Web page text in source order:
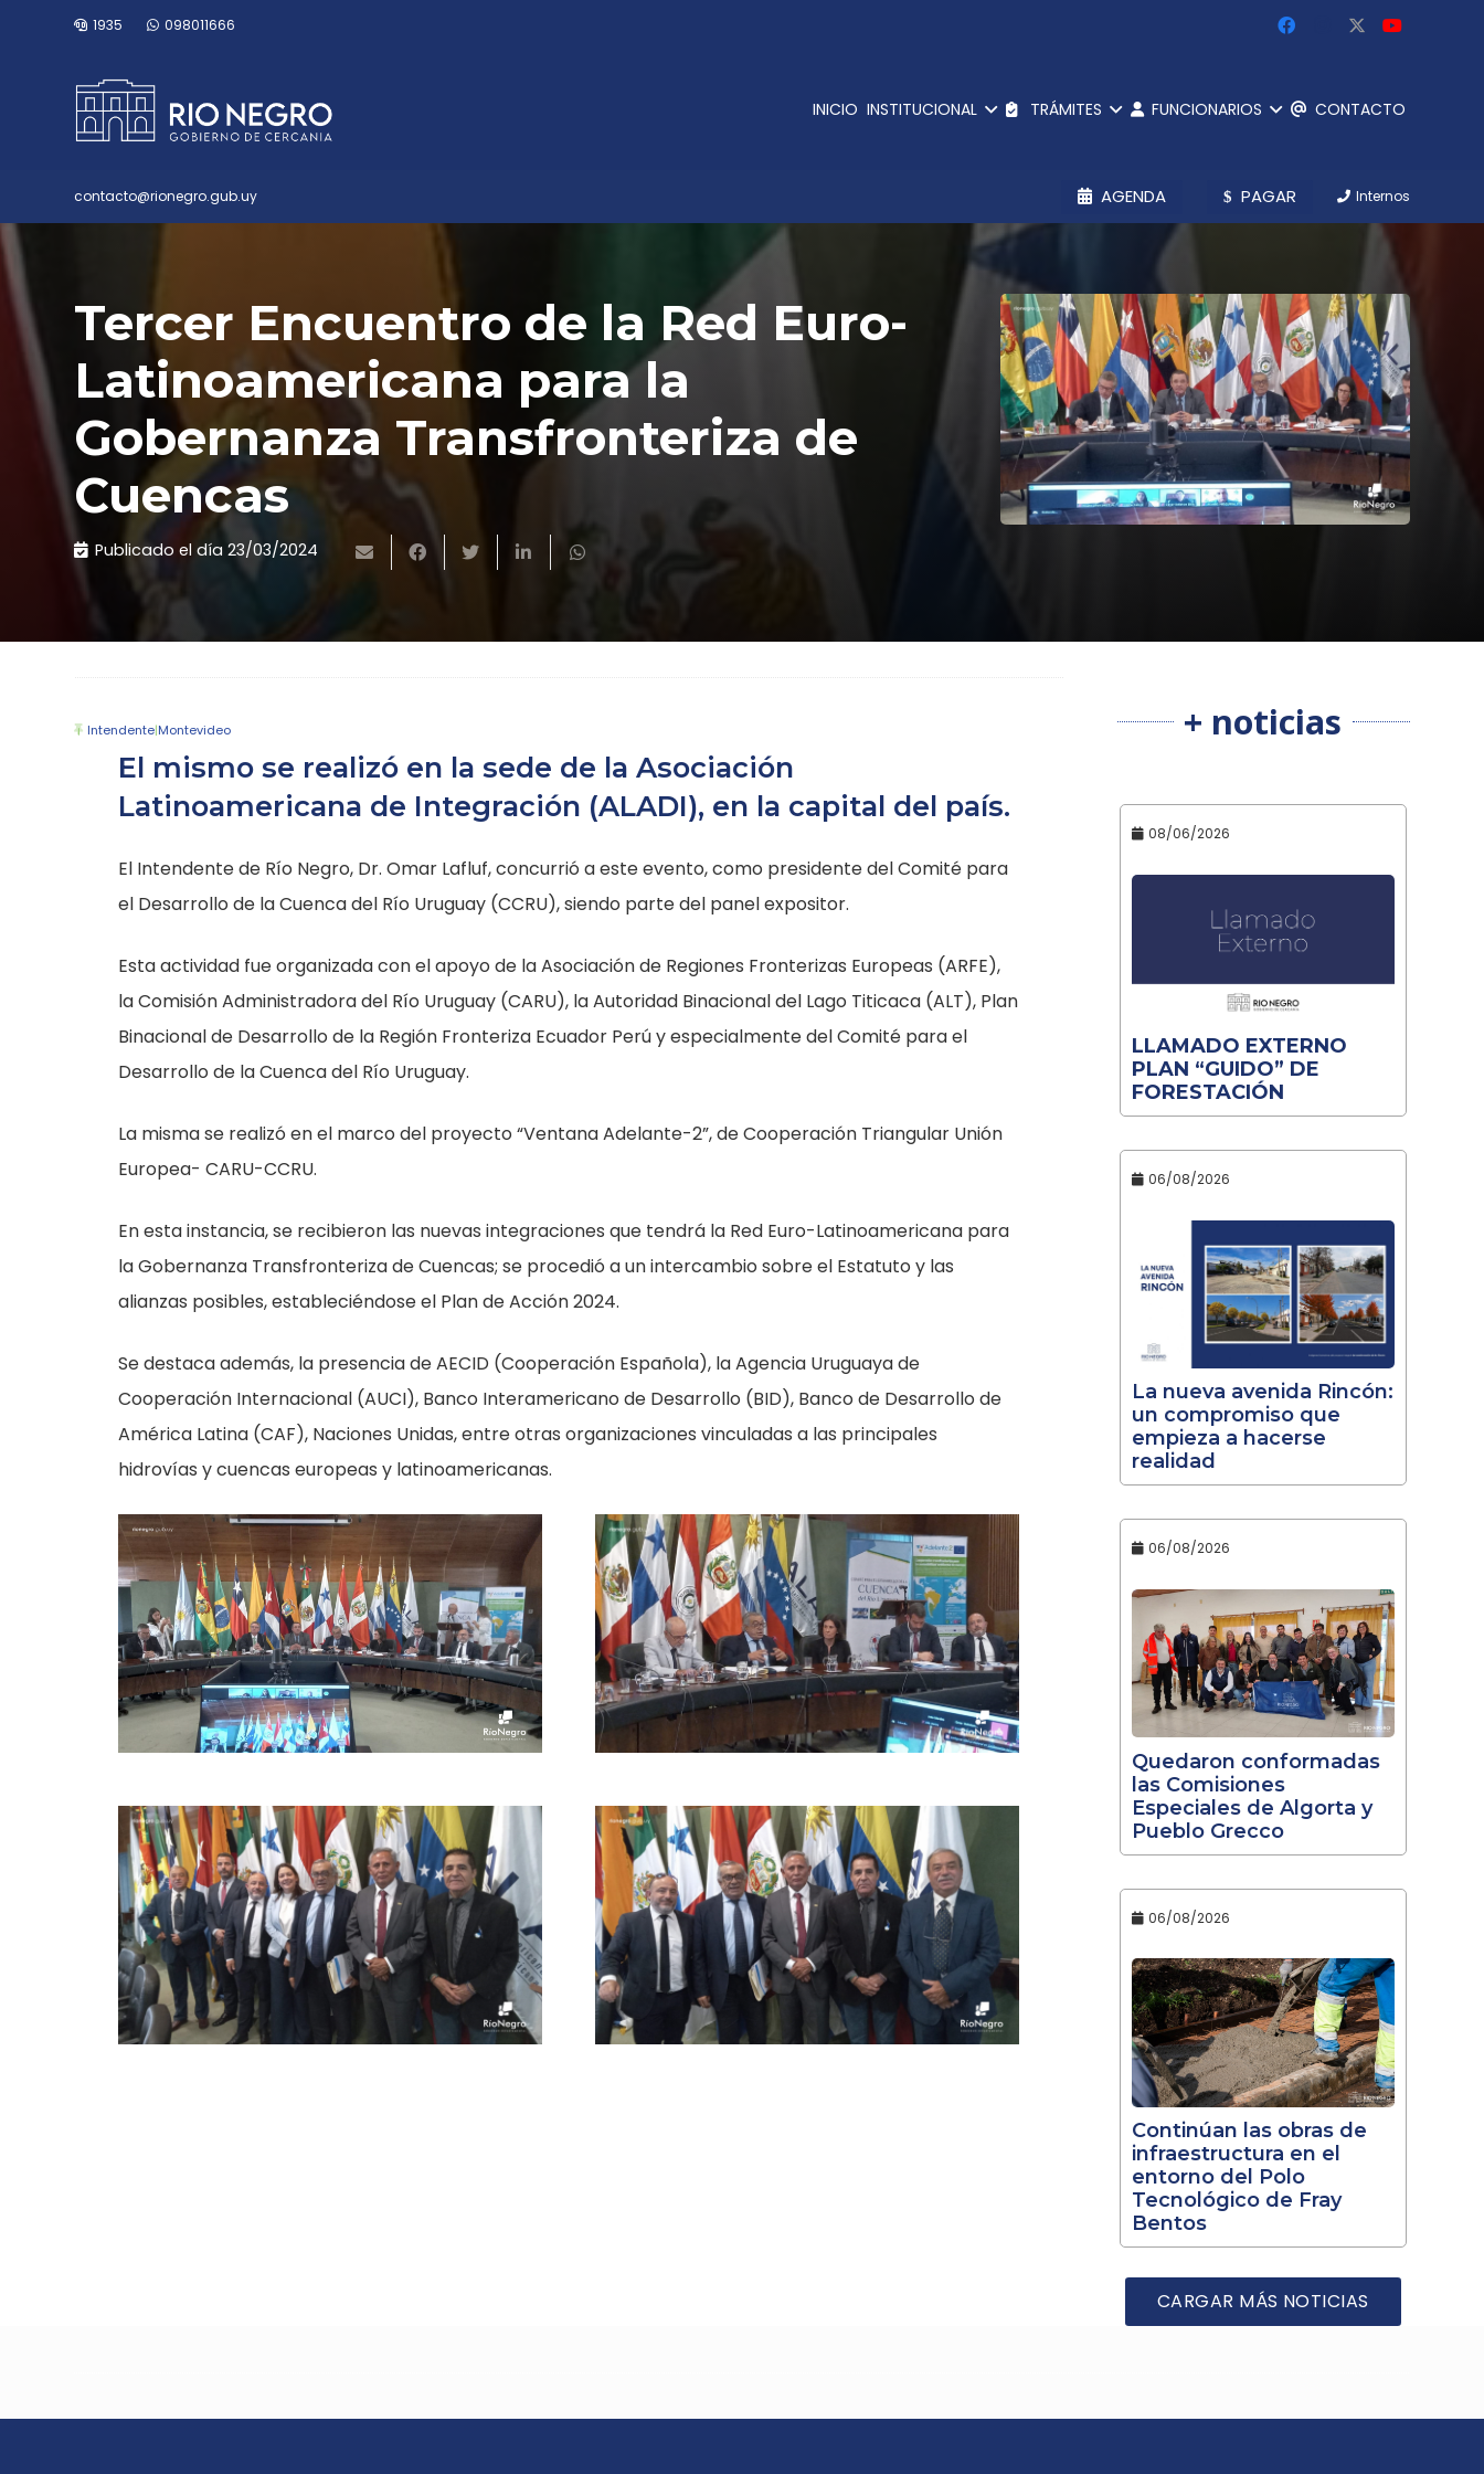
1935 098011666
INICIO INSTITUCIONAL TRÁMITES FUNCIONARIOS CONTACTO
contacto@rionegro.gub.uy AGENDA PAGAR Internos
Tercer Encuentro de la Red Euro-
Latinoamericana para la
Gobernanza Transfronteriza de
Cuencas
Publicado el día 23/03/2024
Intendente|Montevideo
El mismo se realizó en la sede de la Asociación
Latinoamericana de Integración (ALADI), en la capital del país.
El Intendente de Río Negro, Dr. Omar Lafluf, concurrió a este evento, como presidente del Comité para
el Desarrollo de la Cuenca del Río Uruguay (CCRU), siendo parte del panel expositor.
Esta actividad fue organizada con el apoyo de la Asociación de Regiones Fronterizas Europeas (ARFE),
la Comisión Administradora del Río Uruguay (CARU), la Autoridad Binacional del Lago Titicaca (ALT), Plan
Binacional de Desarrollo de la Región Fronteriza Ecuador Perú y especialmente del Comité para el
Desarrollo de la Cuenca del Río Uruguay.
La misma se realizó en el marco del proyecto “Ventana Adelante-2”, de Cooperación Triangular Unión
Europea- CARU-CCRU.
En esta instancia, se recibieron las nuevas integraciones que tendrá la Red Euro-Latinoamericana para
la Gobernanza Transfronteriza de Cuencas; se procedió a un intercambio sobre el Estatuto y las
alianzas posibles, estableciéndose el Plan de Acción 2024.
Se destaca además, la presencia de AECID (Cooperación Española), la Agencia Uruguaya de
Cooperación Internacional (AUCI), Banco Interamericano de Desarrollo (BID), Banco de Desarrollo de
América Latina (CAF), Naciones Unidas, entre otras organizaciones vinculadas a las principales
hidrovías y cuencas europeas y latinoamericanas.
+ noticias
08/06/2026
LLAMADO EXTERNO
PLAN “GUIDO” DE
FORESTACIÓN
06/08/2026
La nueva avenida Rincón:
un compromiso que
empieza a hacerse
realidad
06/08/2026
Quedaron conformadas
las Comisiones
Especiales de Algorta y
Pueblo Grecco
06/08/2026
Continúan las obras de
infraestructura en el
entorno del Polo
Tecnológico de Fray
Bentos
CARGAR MÁS NOTICIAS